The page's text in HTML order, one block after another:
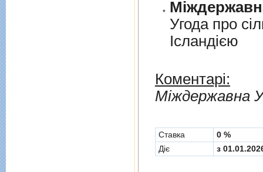
Угода про
Iсландiєю
Коментарі:
Мiждержавна
Cтавка
0 %
Діє
з